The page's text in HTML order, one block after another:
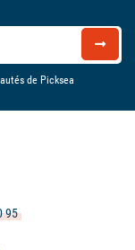
de Picksea
95